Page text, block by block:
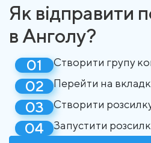
Як відправити
в Анголу?
Створити групу
Перейти на
Створити
Запустити